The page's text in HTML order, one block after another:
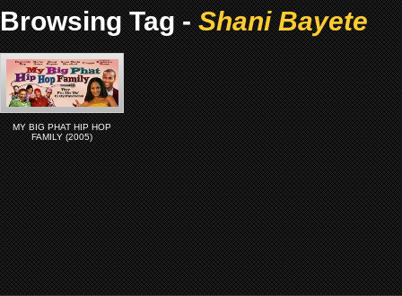
Browsing Tag -Shani Bayete
MY BIG PHAT HIP HOP
FAMILY (2005)